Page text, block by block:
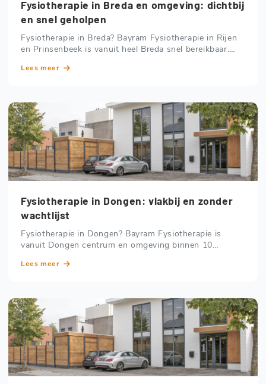
Fysiotherapie in Breda en omgeving: dichtbij
en snel geholpen
Fysiotherapie in Breda? Bayram Fysiotherapie in Rijen
en Prinsenbeek is vanuit heel Breda snel bereikbaar.
Noord.
Lees meer
Fysiotherapie in Dongen: vlakbij en zonder
wachtlijst
Fysiotherapie in Dongen? Bayram Fysiotherapie is
vanuit Dongen centrum en omgeving binnen 10
Lees meer